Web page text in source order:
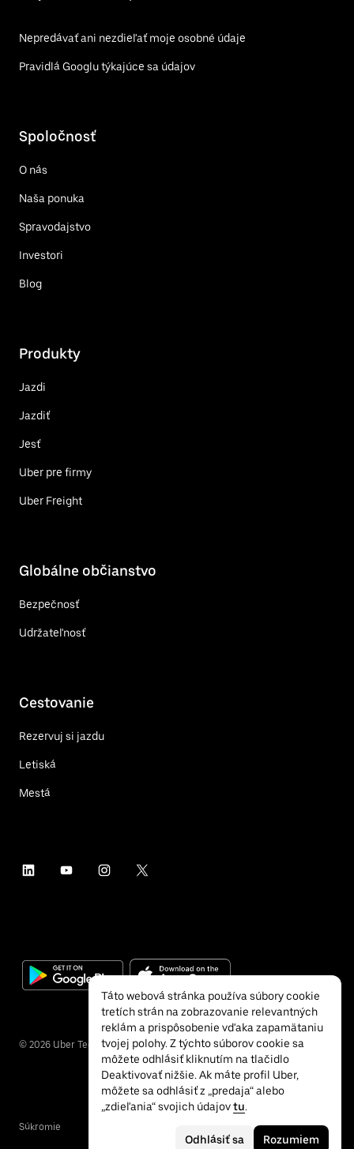
Nepredávať ani nezdieľať moje osobné údaje
Pravidlá Googlu týkajúce sa údajov
Spoločnosť
O nás
Naša ponuka
Spravodajstvo
Investori
Blog
Produkty
Jazdi
Jazdiť
Jesť
Uber pre firmy
Uber Freight
Globálne občianstvo
Bezpečnosť
Udržateľnosť
Cestovanie
Rezervuj si jazdu
Letiská
Mestá
© 2026 Uber Technologies Inc.
Súkromie
Táto webová stránka používa súbory cookie
tretích strán na zobrazovanie relevantných
reklám a prispôsobenie vďaka zapamätaniu
tvojej polohy. Z týchto súborov cookie sa
môžete odhlásiť kliknutím na tlačidlo
Deaktivovať nižšie. Ak máte profil Uber,
môžete sa odhlásiť z „predaja“ alebo
„zdieľania“ svojich údajovtu.
Odhlásiť sa Rozumiem